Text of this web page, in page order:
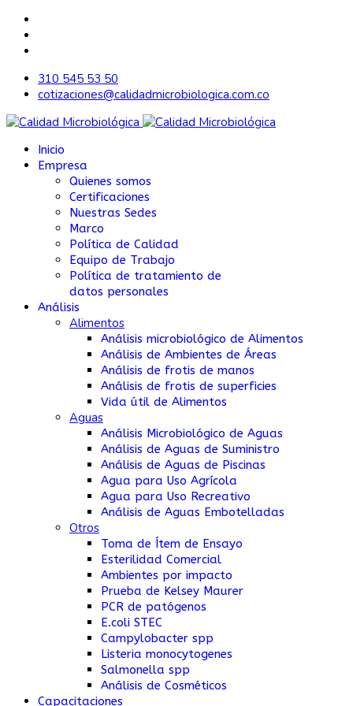
310 545 53 50
cotizaciones@calidadmicrobiologica.com.co
Inicio
Empresa
Quienes somos
Certificaciones
Nuestras Sedes
Marco
Política de Calidad
Equipo de Trabajo
Política de tratamiento de
datos personales
Análisis
Alimentos
Análisis microbiológico de Alimentos
Análisis de Ambientes de Áreas
Análisis de frotis de manos
Análisis de frotis de superficies
Vida útil de Alimentos
Aguas
Análisis Microbiológico de Aguas
Análisis de Aguas de Suministro
Análisis de Aguas de Piscinas
Agua para Uso Agrícola
Agua para Uso Recreativo
Análisis de Aguas Embotelladas
Otros
Toma de Ítem de Ensayo
Esterilidad Comercial
Ambientes por impacto
Prueba de Kelsey Maurer
PCR de patógenos
E.coli STEC
Campylobacter spp
Listeria monocytogenes
Salmonella spp
Análisis de Cosméticos
Capacitaciones